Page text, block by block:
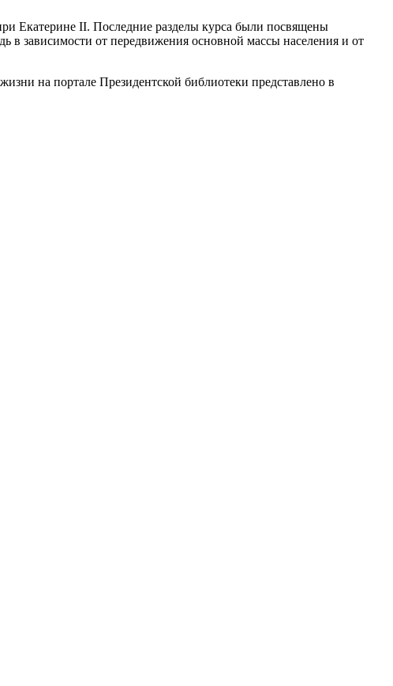
Екатерине II. Последние разделы курса были посвящены
зависимости от передвижения основной массы населения и от
на портале Президентской библиотеки представлено в